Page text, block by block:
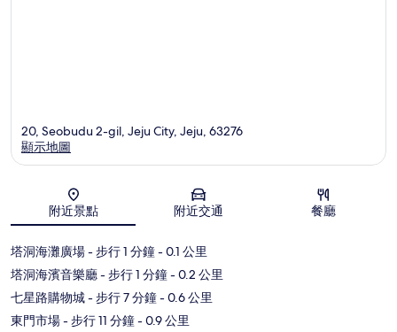
地圖
20, Seobudu 2-gil, Jeju City, Jeju, 63276
顯示地圖
附近景點 附近交通 餐廳
塔洞海灘廣場- 步行 1 分鐘- 0.1 公里
塔洞海濱音樂廳- 步行 1 分鐘- 0.2 公里
七星路購物城- 步行 7 分鐘- 0.6 公里
東門市場- 步行 11 分鐘- 0.9 公里